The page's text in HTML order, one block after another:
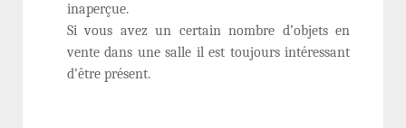
inaperçue.
Si vous avez un certain nombre d’objets en
vente dans une salle il est toujours intéressant
d’être présent.